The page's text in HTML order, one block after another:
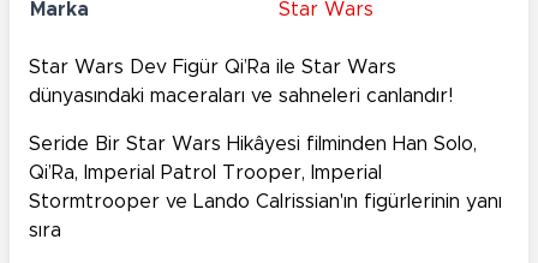
Marka Star Wars
Star Wars Dev Figür Qi’Ra ile Star Wars
dünyasındaki maceraları ve sahneleri canlandır!
Seride Bir Star Wars Hikâyesi filminden Han Solo,
Qi’Ra, Imperial Patrol Trooper, Imperial
Stormtrooper ve Lando Calrissian'ın figürlerinin yanı
sıra